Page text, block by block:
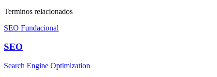
Terminos relacionados
SEO Fundacional
SEO
Search Engine Optimization